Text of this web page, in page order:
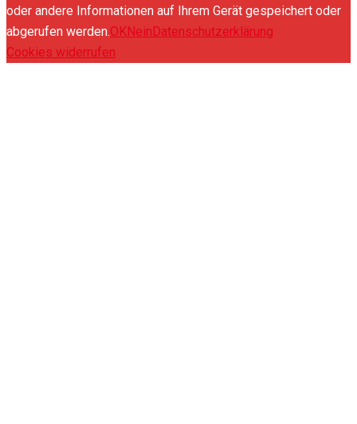
oder andere Informationen auf Ihrem Gerät gespeichert oder
abgerufen werden.OKNeinDatenschutzerklärung
Cookies widerrufen